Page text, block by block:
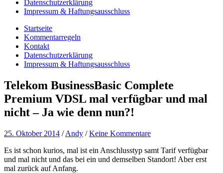
Datenschutzerklärung
Impressum & Haftungsausschluss
Startseite
Kommentarregeln
Kontakt
Datenschutzerklärung
Impressum & Haftungsausschluss
Telekom BusinessBasic Complete
Premium VDSL mal verfügbar und mal
nicht – Ja wie denn nun?!
25. Oktober 2014 /Andy /Keine Kommentare
Es ist schon kurios, mal ist ein Anschlusstyp samt Tarif verfügbar
und mal nicht und das bei ein und demselben Standort! Aber erst
mal zurück auf Anfang.